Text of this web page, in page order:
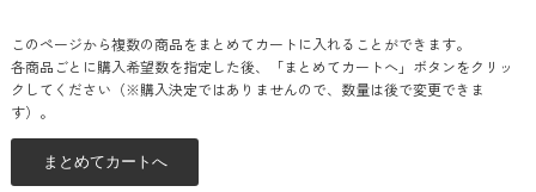
このページから複数の商品をまとめてカートに入れることができます。
各商品ごとに購入希望数を指定した後、「まとめてカートへ」ボタンをクリッ
クしてください（※購入決定ではありませんので、数量は後で変更できま
す）。